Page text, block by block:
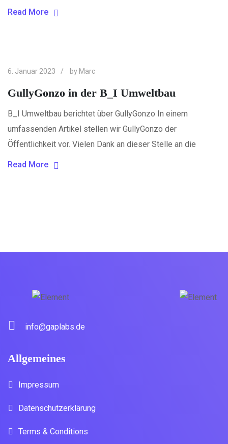
Read More
6. Januar 2023 by Marc
GullyGonzo in der B_I Umweltbau
B_I Umweltbau berichtet über GullyGonzo In einem
umfassenden Artikel stellen wir GullyGonzo der
Öffentlichkeit vor. Vielen Dank an dieser Stelle an die
Read More
info@gaplabs.de
Allgemeines
Impressum
Datenschutzerklärung
Terms & Conditions